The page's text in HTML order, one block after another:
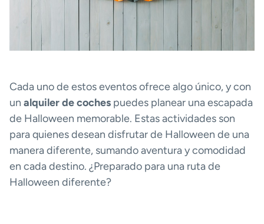
Cada uno de estos eventos ofrece algo único, y con
un alquiler de coches puedes planear una escapada
de Halloween memorable. Estas actividades son
para quienes desean disfrutar de Halloween de una
manera diferente, sumando aventura y comodidad
en cada destino. ¿Preparado para una ruta de
Halloween diferente?